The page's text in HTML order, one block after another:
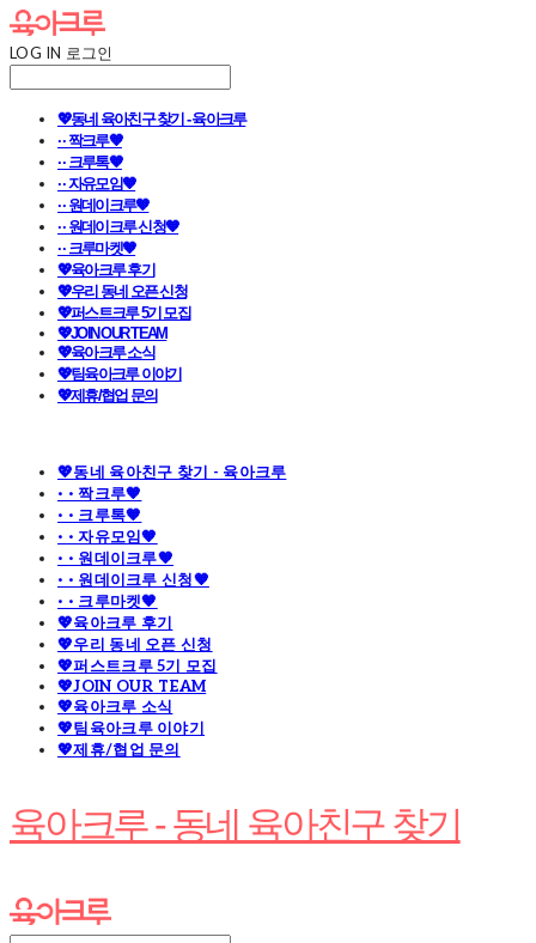
LOG IN 로그인
💖동네 육아친구 찾기 - 육아크루
· · 짝크루🧡
· · 크루톡🧡
· · 자유모임🧡
· · 원데이크루🧡
· · 원데이크루 신청🧡
· · 크루마켓🧡
💖육아크루 후기
💖우리 동네 오픈 신청
💖퍼스트크루 5기 모집
💖JOIN OUR TEAM
💖육아크루 소식
💖팀육아크루 이야기
💖제휴/협업 문의
💖동네 육아친구 찾기 - 육아크루
· · 짝크루🧡
· · 크루톡🧡
· · 자유모임🧡
· · 원데이크루🧡
· · 원데이크루 신청🧡
· · 크루마켓🧡
💖육아크루 후기
💖우리 동네 오픈 신청
💖퍼스트크루 5기 모집
💖JOIN OUR TEAM
💖육아크루 소식
💖팀육아크루 이야기
💖제휴/협업 문의
육아크루 - 동네 육아친구 찾기